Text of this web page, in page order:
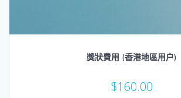
獎狀費用 (香港地區用户)
$160.00